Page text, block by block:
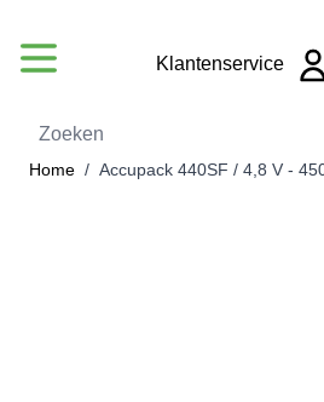
Zoeken
Klantenservice
Home / Accupack 440SF / 4,8 V -